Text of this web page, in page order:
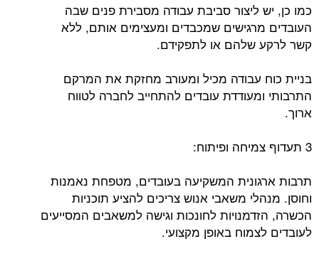
כמו כן, יש ליצור סביבת עבודה מסבירת פנים שבה
העובדים מרגישים שמכבדים ומעצימים אותם, ללא
קשר לרקע שלהם או לתפקידם.
בניית כוח עבודה מכיל ומעורב מחזקת את המרקם
התרבותי ומעודדת עובדים להתחייב לחברה לטווח
ארוך.
3 תעדוף צמיחה ופיתוח:
תרבות ארגונית המשקיעה בעובדים, מטפחת נאמנות
וחוסן. מנהלי משאבי אנוש צריכים להציע תוכניות
הכשרה, הזדמנויות לחונכות וגישה למשאבים המסייעים
לעובדים לצמוח באופן מקצועי.